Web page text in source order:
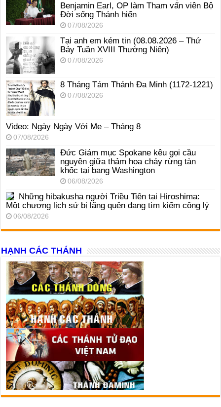
Benjamin Earl, OP làm Tham vấn viên Bộ
Đời sống Thánh hiến
07/08/2026
Tại anh em kém tin (08.08.2026 – Thứ
Bảy Tuần XVIII Thường Niên)
07/08/2026
8 Tháng Tám Thánh Ða Minh (1172-1221)
07/08/2026
Video: Ngày Ngày Với Mẹ – Tháng 8
07/08/2026
Đức Giám mục Spokane kêu gọi cầu
nguyện giữa thảm họa cháy rừng tàn
khốc tại bang Washington
06/08/2026
Những hibakusha người Triều Tiên tại Hiroshima:
Một chương lịch sử bị lãng quên đang tìm kiếm công lý
06/08/2026
HẠNH CÁC THÁNH